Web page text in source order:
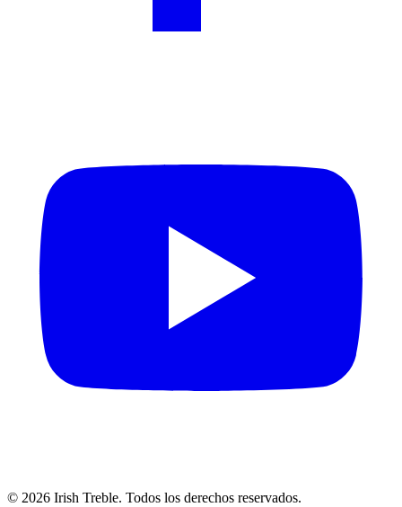
© 2026 Irish Treble. Todos los derechos reservados.